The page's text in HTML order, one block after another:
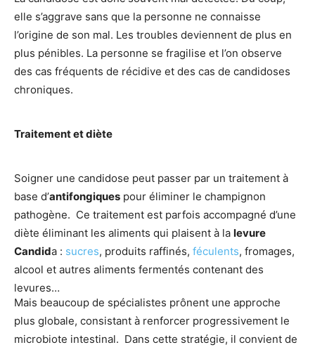
elle s’aggrave sans que la personne ne connaisse
l’origine de son mal. Les troubles deviennent de plus en
plus pénibles. La personne se fragilise et l’on observe
des cas fréquents de récidive et des cas de candidoses
chroniques.
Traitement et diète
Soigner une candidose peut passer par un traitement à
base d’antifongiques pour éliminer le champignon
pathogène. Ce traitement est parfois accompagné d’une
diète éliminant les aliments qui plaisent à la levure
Candida : sucres, produits raffinés, féculents, fromages,
alcool et autres aliments fermentés contenant des
levures…
Mais beaucoup de spécialistes prônent une approche
plus globale, consistant à renforcer progressivement le
microbiote intestinal. Dans cette stratégie, il convient de